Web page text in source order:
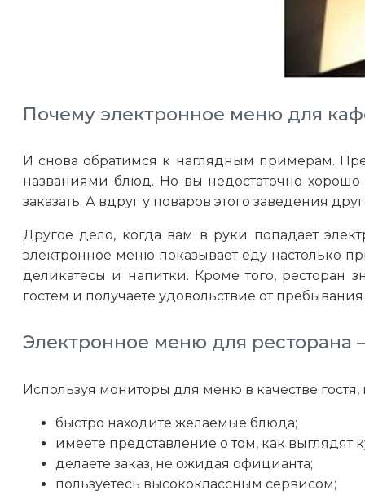
Почему электронное меню для
И снова обратимся к наглядным примерам.
названиями блюд. Но вы недостаточно
заказать. А вдруг у поваров этого заведения
Другое дело, когда вам в руки попадает
электронное меню показывает еду настолько
деликатесы и напитки. Кроме того,
гостем и получаете удовольствие от
Электронное меню для ресторана
Используя мониторы для меню в качестве гостя,
быстро находите желаемые блюда;
имеете представление о том, как
делаете заказ, не ожидая официанта;
пользуетесь высококлассным сервисом;